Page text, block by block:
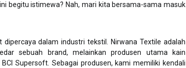
begitu istimewa? Nah, mari kita bersama-sama masuk
dalam industri tekstil. Nirwana Textile adalah
sebuah brand, melainkan produsen utama kain
Supersoft. Sebagai produsen, kami memiliki kendali